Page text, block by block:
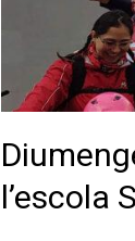
l’escola